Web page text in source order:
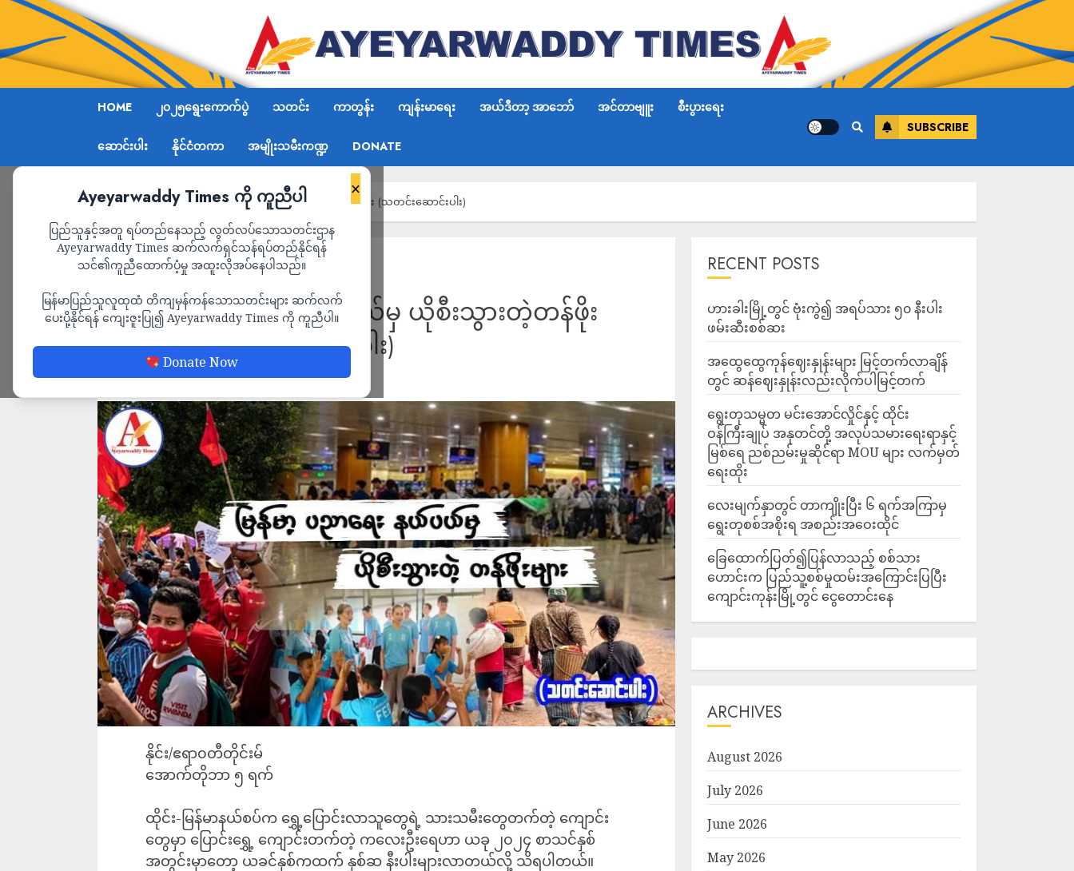
HOME ၂၀၂၅ရွေးကောက်ပွဲ သတင်း ကာတွန်း ကျန်းမာရေး အယ်ဒီတာ့ အာဘော် အင်တာဗျူး စီးပွားရေး
ဆောင်းပါး နိုင်ငံတကာ အမျိုးသမီးကဏ္ဍ DONATE
SUBSCRIBE
×
Ayeyarwaddy Times ကို ကူညီပါ
ပြည်သူနှင့်အတူ ရပ်တည်နေသည့် လွတ်လပ်သောသတင်းဌာန
Ayeyarwaddy Times ဆက်လက်ရှင်သန်ရပ်တည်နိုင်ရန်
သင်၏ကူညီထောက်ပံ့မှု အထူးလိုအပ်နေပါသည်။
မြန်မာပြည်သူလူထုထံ တိကျမှန်ကန်သောသတင်းများ ဆက်လက်
ပေးပို့နိုင်ရန် ကျေးဇူးပြု၍ Ayeyarwaddy Times ကို ကူညီပါ။
Donate Now
Home မြန်မာ့ပညာရေးနယ်ပယ်မှ ယိုစီးသွားတဲ့တန်ဖိုးများ (သတင်းဆောင်းပါး)
ဆောင်းပါး ပညာရေး
မြန်မာ့ပညာရေးနယ်ပယ်မှ ယိုစီးသွားတဲ့တန်ဖိုး
များ (သတင်းဆောင်းပါး)
ADMIN OCTOBER 5, 2024
နိုင်း/ဧရာ၀တီတိုင်းမ်
အောက်တိုဘာ ၅ ရက်
ထိုင်း-မြန်မာနယ်စပ်က ရွှေ့ပြောင်းလာသူတွေရဲ့ သားသမီးတွေတက်တဲ့‌ ကျောင်း
တွေမှာ ပြောင်းရွှေ့ ကျောင်းတက်တဲ့ ကလေးဦးရေဟာ ယခု ၂၀၂၄ စာသင်နှစ်
အတွင်းမှာတော့ ယခင်နှစ်ကထက် နှစ်ဆ နီးပါးများလာတယ်လို့ သိရပါတယ်။
RECENT POSTS
ဟားခါးမြို့တွင် ဗုံးကွဲ၍ အရပ်သား ၅၀ နီးပါး
ဖမ်းဆီးစစ်ဆး
အထွေထွေကုန်ဈေးနှုန်းများ မြင့်တက်လာချိန်
တွင် ဆန်ဈေးနှုန်းလည်းလိုက်ပါမြင့်တက်
ရွေးတုသမ္မတ မင်းအောင်လှိုင်နှင့် ထိုင်း
ဝန်ကြီးချုပ် အနုတင်တို့ အလုပ်သမားရေးရာနှင့်
မြစ်ရေ ညစ်ညမ်းမှုဆိုင်ရာ MOU များ လက်မှတ်
ရေးထိုး
လေးမျက်နှာတွင် တာကျိုးပြီး ၆ ရက်အကြာမှ
ရွေးတုစစ်အစိုးရ အစည်းအဝေးထိုင်
ခြေထောက်ပြတ်၍ပြန်လာသည့် စစ်သား
ဟောင်းက ပြည်သူ့စစ်မှုထမ်းအကြောင်းပြပြီး
ကျောင်းကုန်းမြို့တွင် ငွေတောင်းနေ
ARCHIVES
August 2026
July 2026
June 2026
May 2026